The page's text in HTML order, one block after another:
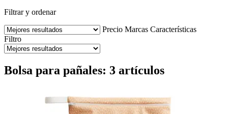
Filtrar y ordenar
Precio Marcas Características
Filtro
Bolsa para pañales: 3 artículos